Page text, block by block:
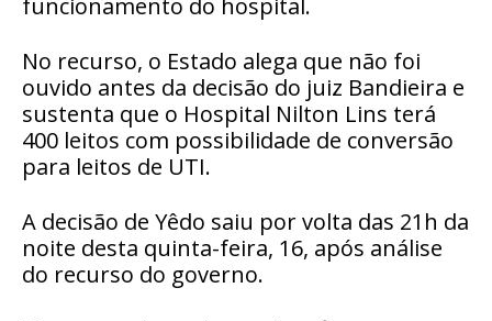
funcionamento do hospital.
No recurso, o Estado alega que não foi
ouvido antes da decisão do juiz Bandieira e
sustenta que o Hospital Nilton Lins terá
400 leitos com possibilidade de conversão
para leitos de UTI.
A decisão de Yêdo saiu por volta das 21h da
noite desta quinta-feira, 16, após análise
do recurso do governo.